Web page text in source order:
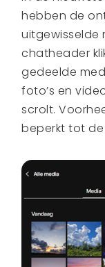
hebben de
uitgewisselde
chatheader
gedeelde
foto’s en
scrolt.
beperkt tot